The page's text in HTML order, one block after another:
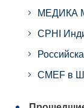
МЕДИКА
CPHI
CMEF в